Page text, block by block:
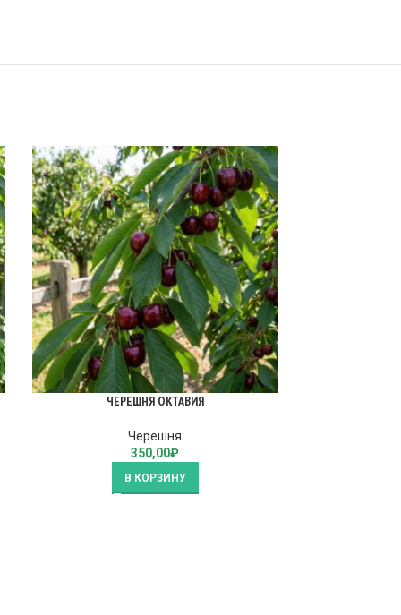
ЧЕРЕШНЯ ОКТАВИЯ
Черешня
350,00₽
В КОРЗИНУ